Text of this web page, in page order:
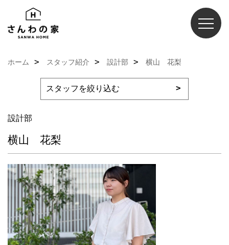
ホーム スタッフ紹介 設計部 横山 花梨
設計部
横山 花梨